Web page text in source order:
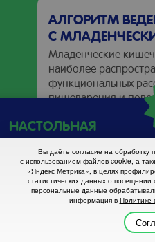
Вы даёте согласие на
с использованием файлов cookie, а
«Яндекс Метрика», в целях
статистических данных о
персональные данные
информация в Политике
АЛГОРИТМ
С
Младенческие
наиболее
функциональных
пищеварения и
в возрасте 1–4
длительными
Развернуть
Алгоритм
2 мин 47 сек
НАСТОЛЬНАЯ
ПАМЯТКА!
Национальный
календарь вакцинации
Скачать